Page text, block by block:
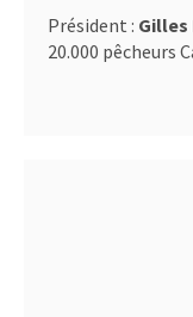
Président : Gilles
20.000 pêcheurs